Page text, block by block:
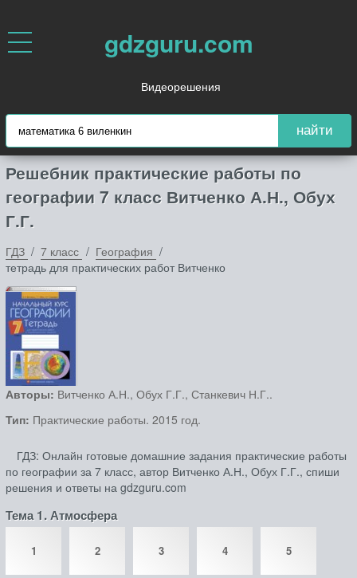
gdzguru.com
Видеорешения
найти
Решебник практические работы по
географии 7 класс Витченко А.Н., Обух
Г.Г.
ГДЗ 7 класс
География
тетрадь для практических работ Витченко
Авторы: Витченко А.Н., Обух Г.Г., Станкевич Н.Г..
Тип: Практические работы. 2015 год.
ГДЗ: Онлайн готовые домашние задания практические работы
по географии за 7 класс, автор Витченко А.Н., Обух Г.Г., спиши
решения и ответы на gdzguru.com
Тема 1. Атмосфера
1 2 3 4 5